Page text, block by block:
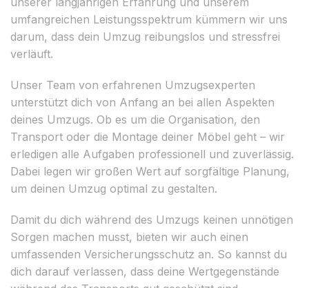
umfangreichen Leistungsspektrum kümmern wir uns
darum, dass dein Umzug reibungslos und stressfrei
verläuft.
Unser Team von erfahrenen Umzugsexperten
unterstützt dich von Anfang an bei allen Aspekten
deines Umzugs. Ob es um die Organisation, den
Transport oder die Montage deiner Möbel geht – wir
erledigen alle Aufgaben professionell und zuverlässig.
Dabei legen wir großen Wert auf sorgfältige Planung,
um deinen Umzug optimal zu gestalten.
Damit du dich während des Umzugs keinen unnötigen
Sorgen machen musst, bieten wir auch einen
umfassenden Versicherungsschutz an. So kannst du
dich darauf verlassen, dass deine Wertgegenstände